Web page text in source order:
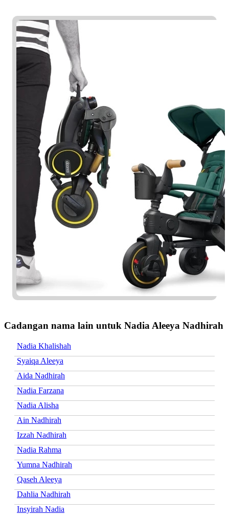
Cadangan nama lain untuk Nadia Aleeya Nadhirah
Nadia Khalishah
Syaiqa Aleeya
Aida Nadhirah
Nadia Farzana
Nadia Alisha
Ain Nadhirah
Izzah Nadhirah
Nadia Rahma
Yumna Nadhirah
Qaseh Aleeya
Dahlia Nadhirah
Insyirah Nadia